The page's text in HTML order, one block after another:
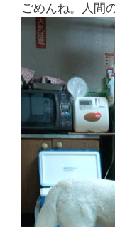
ごめんね。人間